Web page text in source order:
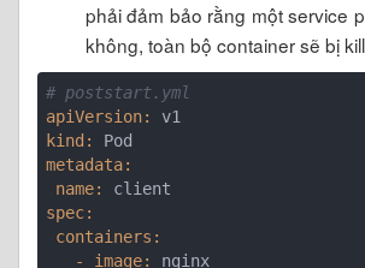
phải đảm bảo rằng một service
không, toàn bộ container sẽ bị
# poststart.yml
apiVersion:
kind:
metadata:
name:
spec:
containers:
   - image: